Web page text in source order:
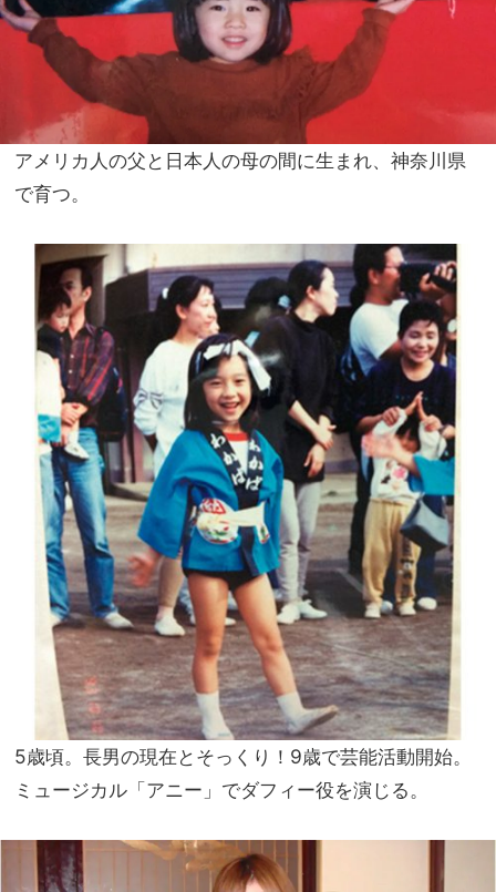
アメリカ人の父と日本人の母の間に生まれ、神奈川県
で育つ。
5歳頃。長男の現在とそっくり！9歳で芸能活動開始。
ミュージカル「アニー」でダフィー役を演じる。